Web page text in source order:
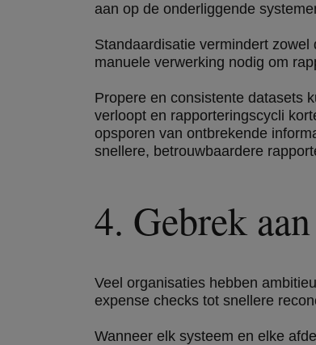
aan op de onderliggende
Standaardisatie vermindert
manuele verwerking nodig om
Propere en consistente datasets
verloopt en rapporteringscycli
opsporen van ontbrekende
snellere, betrouwbaardere
4. Gebrek
Veel organisaties hebben
expense checks tot snellere
Wanneer elk systeem en elke